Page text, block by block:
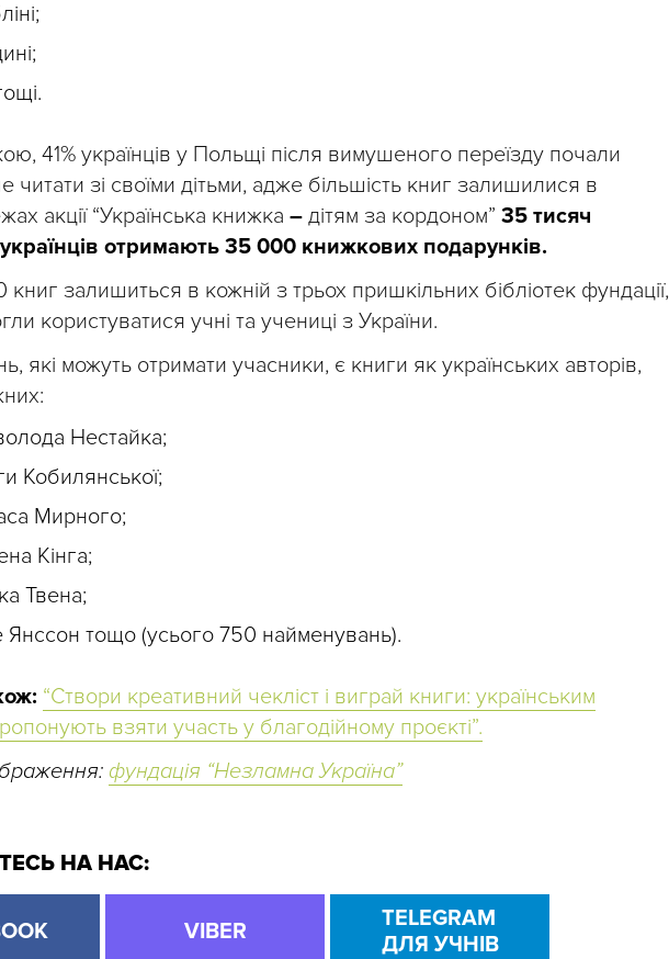
41% українців у Польщі після вимушеного переїзду почали
читати зі своїми дітьми, адже більшість книг залишилися в
акції “Українська книжка – дітям за кордоном” 35 тисяч
отримають 35 000 книжкових подарунків.
залишиться в кожній з трьох пришкільних бібліотек фундації,
користуватися учні та учениці з України.
які можуть отримати учасники, є книги як українських авторів,
Нестайка;
Кобилянської;
Мирного;
Кінга;
Твена;
Янссон тощо (усього 750 найменувань).
“Створи креативний чекліст і виграй книги: українським
взяти участь у благодійному проєкті”.
фундація “Незламна Україна”
НА НАС:
VIBER
TELEGRAM
ДЛЯ УЧНІВ